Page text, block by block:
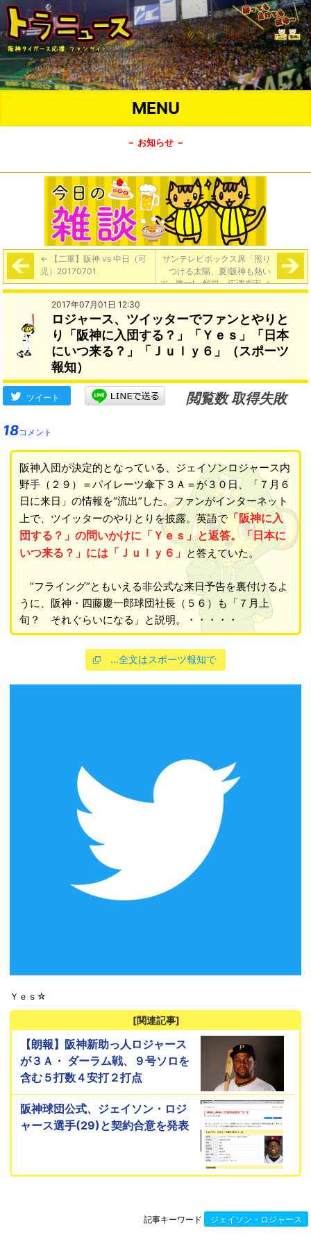
MENU
－ お知らせ －
← 【二軍】阪神 vs 中日（可
児）20170701
サンテレビボックス席「照り
つける太陽、夏!阪神も熱い
ぞ、勝つ!」解説・広澤克実→
2017年07月01日 12:30
ロジャース、ツイッターでファンとやりと
り「阪神に入団する？」「Ｙｅｓ」「日本
にいつ来る？」「Ｊｕｌｙ６」（スポーツ
報知）
ツイート
閲覧数 取得失敗
18コメント
阪神入団が決定的となっている、ジェイソンロジャース内
野手（２９）＝パイレーツ傘下３Ａ＝が３０日、「７月６
日に来日」の情報を“流出”した。ファンがインターネット
上で、ツイッターのやりとりを披露。英語で「阪神に入
団する？」の問いかけに「Ｙｅｓ」と返答。「日本に
いつ来る？」には「Ｊｕｌｙ６」と答えていた。
“フライング”ともいえる非公式な来日予告を裏付けるよ
うに、阪神・四藤慶一郎球団社長（５６）も「７月上
旬？ それぐらいになる」と説明。・・・・・
…全文はスポーツ報知で
Ｙｅｓ☆
[関連記事]
【朗報】阪神新助っ人ロジャース
が３Ａ・ ダーラム戦、９号ソロを
含む５打数４安打２打点
阪神球団公式、ジェイソン・ロジ
ャース選手(29)と契約合意を発表
記事キーワード ジェイソン・ロジャース